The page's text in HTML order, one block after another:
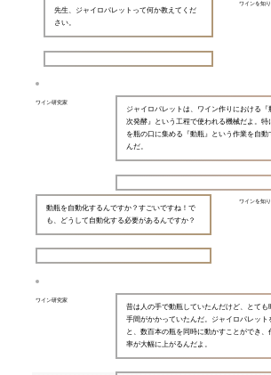
ワインを知
先生、ジャイロパレットって何か教えてくだ
さい。
ワイン研究家
ジャイロパレットは、ワイン作りにおける『
次発酵』という工程で使われる機械だよ。特
を瓶の口に集める『動瓶』という作業を自動
んだ。
ワインを知
動瓶を自動化するんですか？すごいですね！で
も、どうして自動化する必要があるんですか？
ワイン研究家
昔は人の手で動瓶していたんだけど、とても
手間がかかっていたんだ。ジャイロパレット
と、数百本の瓶を同時に動かすことができ、
率が大幅に上がるんだよ。